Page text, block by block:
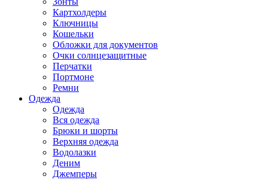
Картхолдеры
Ключницы
Кошельки
Обложки для документов
Очки солнцезащитные
Перчатки
Портмоне
Ремни
Одежда
Одежда
Вся одежда
Брюки и шорты
Верхняя одежда
Водолазки
Деним
Джемперы